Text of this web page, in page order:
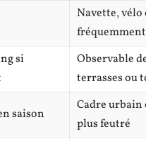
Navette,
si
Observable
terrasses ou
saison
Cadre
plus feutré